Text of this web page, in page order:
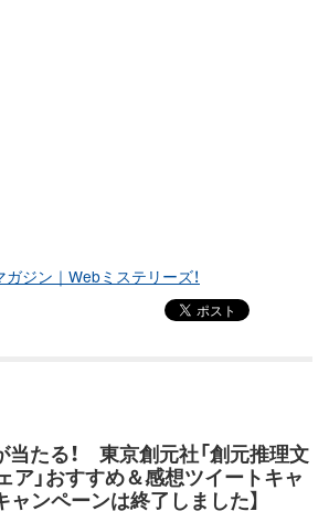
ジン｜Webミステリーズ！
当たる！ 東京創元社「創元推理文
ア」おすすめ＆感想ツイートキャ
ャンペーンは終了しました】